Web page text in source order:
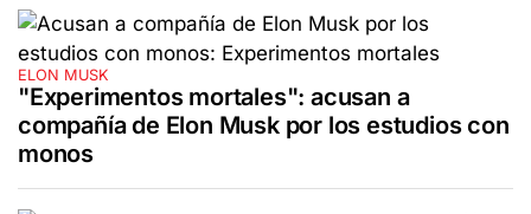
ELON MUSK
"Experimentos mortales": acusan a
compañía de Elon Musk por los estudios con
monos